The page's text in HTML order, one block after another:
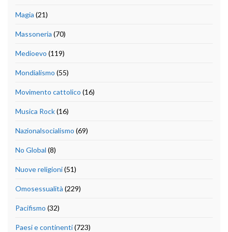
Magia (21)
Massoneria (70)
Medioevo (119)
Mondialismo (55)
Movimento cattolico (16)
Musica Rock(16)
Nazionalsocialismo (69)
No Global (8)
Nuove religioni(51)
Omosessualità (229)
Pacifismo (32)
Paesi e continenti(723)